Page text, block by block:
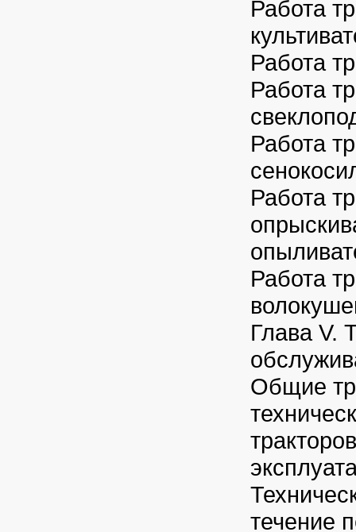
Работа
Работа
Работа
Работа
Работа
Работа
Глава V.
Общие
течение